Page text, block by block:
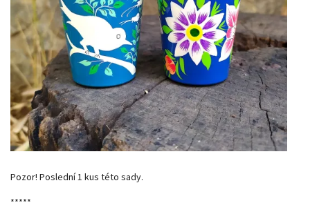
Pozor! Poslední 1 kus této sady.
*****